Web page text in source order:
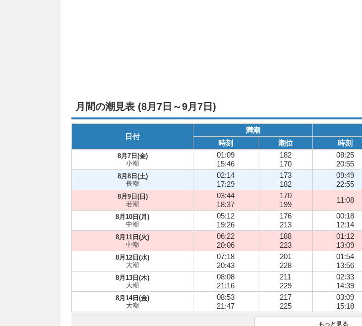
月間の潮見表 (8月7日～9月7日)
日付
満潮
時刻 潮位 時刻
8月7日(金)
小潮
01:09
15:46
182
170
08:25
20:55
8月8日(土)
長潮
02:14
17:29
173
182
09:49
22:55
8月9日(日)
若潮
03:44
18:37
170
199
11:08
8月10日(月)
中潮
05:12
19:26
176
213
00:18
12:14
8月11日(火)
中潮
06:22
20:06
188
223
01:12
13:09
8月12日(水)
大潮
07:18
20:43
201
228
01:54
13:56
8月13日(木)
大潮
08:08
21:16
211
229
02:33
14:39
8月14日(金)
大潮
08:53
21:47
217
225
03:09
15:18
もっと見る